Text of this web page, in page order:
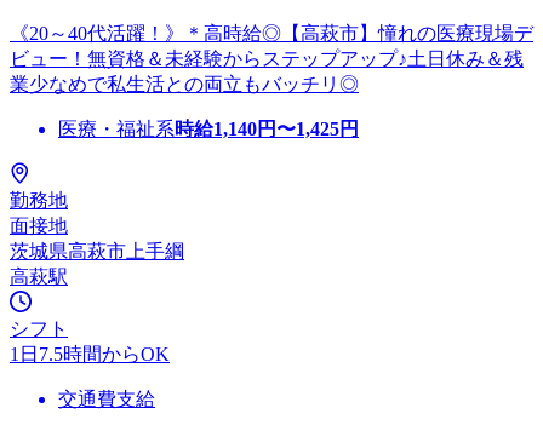
《20～40代活躍！》＊高時給◎【高萩市】憧れの医療現場デ
ビュー！無資格＆未経験からステップアップ♪土日休み＆残
業少なめで私生活との両立もバッチリ◎
医療・福祉系時給1,140円〜1,425円
勤務地
面接地
茨城県高萩市上手綱
高萩駅
シフト
1日7.5時間からOK
交通費支給